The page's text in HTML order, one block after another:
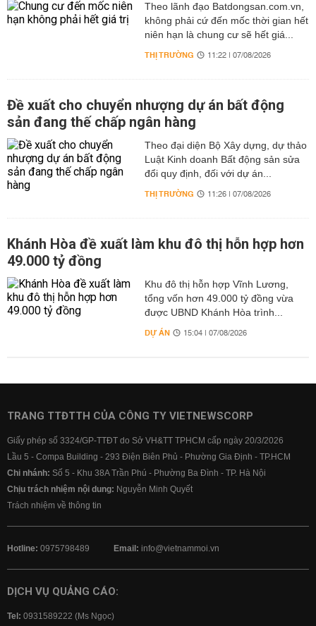
Theo lãnh đạo Batdongsan.com.vn,
không phải cứ đến mốc thời gian hết
niên hạn là chung cư sẽ hết giá...
THỊ TRƯỜNG 11:22 | 07/08/2026
Đề xuất cho chuyển nhượng dự án bất động
sản đang thế chấp ngân hàng
Theo đại diện Bộ Xây dựng, dự thảo
Luật Kinh doanh Bất động sản sửa
đổi quy định, đối với dự án...
THỊ TRƯỜNG 11:26 | 07/08/2026
Khánh Hòa đề xuất làm khu đô thị hỗn hợp hơn
49.000 tỷ đồng
Khu đô thị hỗn hợp Vĩnh Lương,
tổng vốn hơn 49.000 tỷ đồng vừa
được UBND Khánh Hòa trình...
DỰ ÁN 15:04 | 07/08/2026
TRANG TTĐTTH CỦA CÔNG TY VIETNEWSCORP
Giấy phép số 3324/GP-TTĐT do Sở VH&TT TPHCM cấp ngày 20/3/2026
Lầu 5 - Compa Building - 293 Điện Biên Phủ - Phường Gia Định - TP.HCM
Chi nhánh: Số 5 - Khu 38A Trần Phú - Phường Ba Đình - TP. Hà Nội
Chịu trách nhiệm nội dung: Nguyễn Minh Quyết
Trách nhiệm về thông tin
Hotline: 0975798489 Email: info@vietnammoi.vn
DỊCH VỤ QUẢNG CÁO:
Tel: 0931589222 (Ms Ngọc)